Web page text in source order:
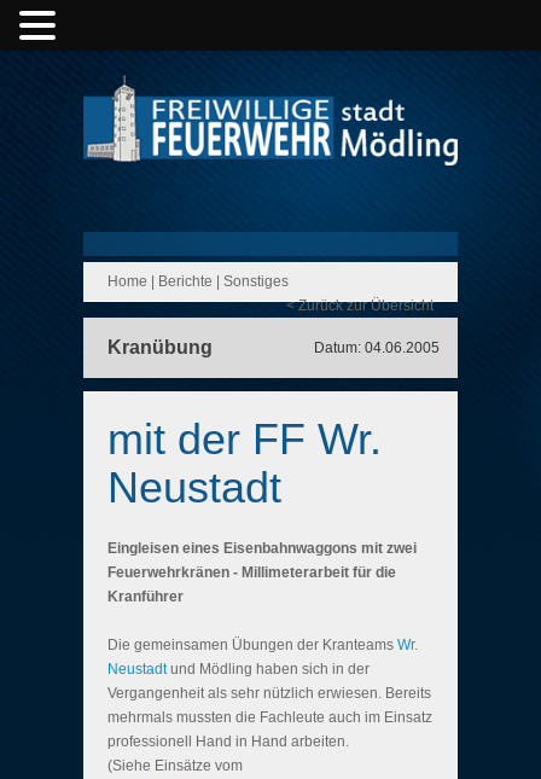
Home Berichte
Sonstiges
< Zurück zur Übersicht
Kranübung Datum: 04.06.2005
mit der FF Wr.
Neustadt
Eingleisen eines Eisenbahnwaggons mit zwei
Feuerwehrkränen - Millimeterarbeit für die
Kranführer
Die gemeinsamen Übungen der Kranteams Wr.
Neustadtund Mödling haben sich in der
Vergangenheit als sehr nützlich erwiesen. Bereits
mehrmals mussten die Fachleute auch im Einsatz
professionell Hand in Hand arbeiten.
(Siehe Einsätze vom